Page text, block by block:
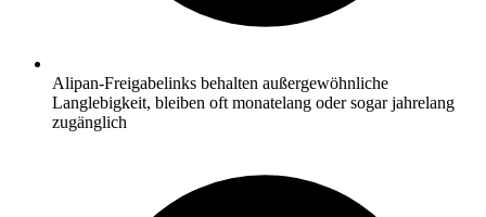
Alipan-Freigabelinks behalten außergewöhnliche
Langlebigkeit, bleiben oft monatelang oder sogar jahrelang
zugänglich